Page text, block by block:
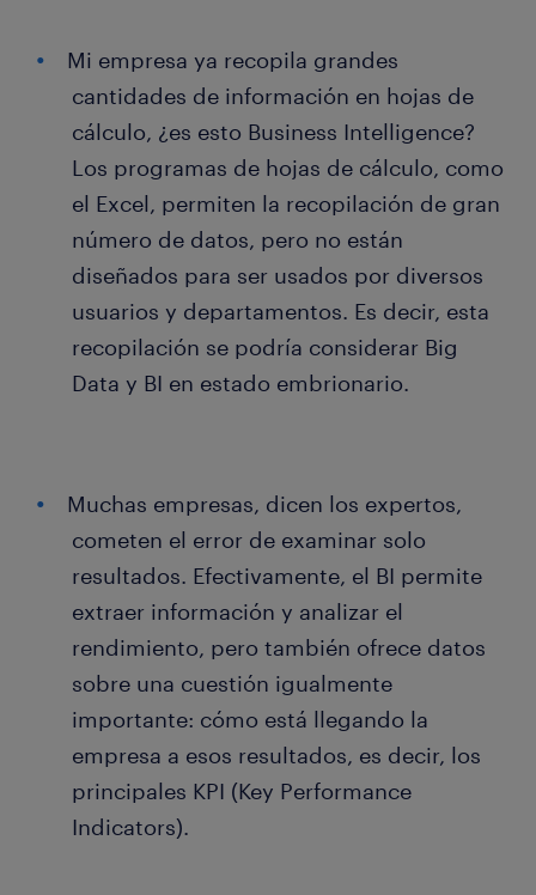
Mi empresa ya recopila grandes
cantidades de información en hojas de
cálculo, ¿es esto Business Intelligence?
Los programas de hojas de cálculo, como
el Excel, permiten la recopilación de gran
número de datos, pero no están
diseñados para ser usados por diversos
usuarios y departamentos. Es decir, esta
recopilación se podría considerar Big
Data y BI en estado embrionario.
Muchas empresas, dicen los expertos,
cometen el error de examinar solo
resultados. Efectivamente, el BI permite
extraer información y analizar el
rendimiento, pero también ofrece datos
sobre una cuestión igualmente
importante: cómo está llegando la
empresa a esos resultados, es decir, los
principales KPI (Key Performance
Indicators).